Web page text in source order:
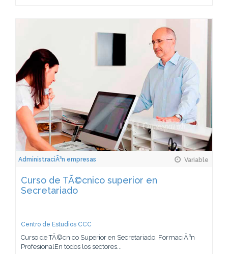
AdministraciÃ³n empresas Variable
Curso de TÃ©cnico superior en
Secretariado
Centro de Estudios CCC
Curso de TÃ©cnico Superior en Secretariado. FormaciÃ³n
ProfesionalEn todos los sectores...